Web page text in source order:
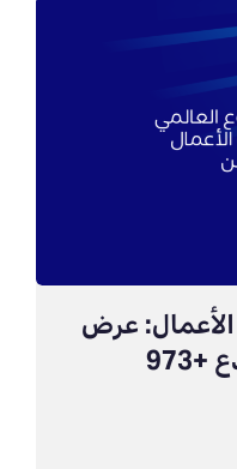
الأعمال: عرض